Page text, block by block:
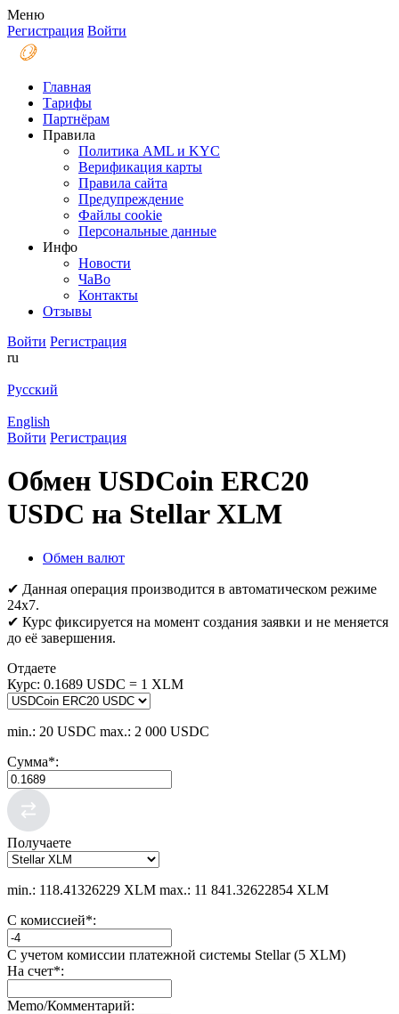
Меню
Регистрация Войти
Главная
Тарифы
Партнёрам
Правила
Политика AML и KYC
Верификация карты
Правила сайта
Предупреждение
Файлы coоkie
Персональные данные
Инфо
Новости
ЧаВо
Контакты
Отзывы
Войти Регистрация
ru
Русский
English
Войти Регистрация
Обмен USDCoin ERC20
USDC на Stellar XLM
Обмен валют
✔ Данная операция производится в автоматическом режиме
24х7.
✔ Курс фиксируется на момент создания заявки и не меняется
до её завершения.
Отдаете
Курс: 0.1689 USDC = 1 XLM
min.: 20 USDC max.: 2 000 USDC
Сумма*:
Получаете
min.: 118.41326229 XLM max.: 11 841.32622854 XLM
С комиссией*:
С учетом комиссии платежной системы Stellar (5 XLM)
На счет*:
Memo/Комментарий: